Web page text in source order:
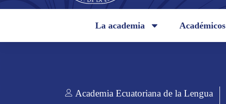
La academia Académicos
Academia Ecuatoriana de la Lengua